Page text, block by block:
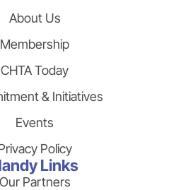
About Us
Membership
CHTA Today
& Initiatives
Events
Policy
Links
Our Partners